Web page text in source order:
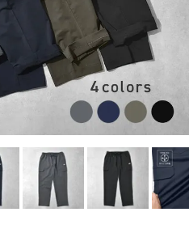
カートに入れる
カートに入れる
カートに入れる
カートに入れる
カートに入れる